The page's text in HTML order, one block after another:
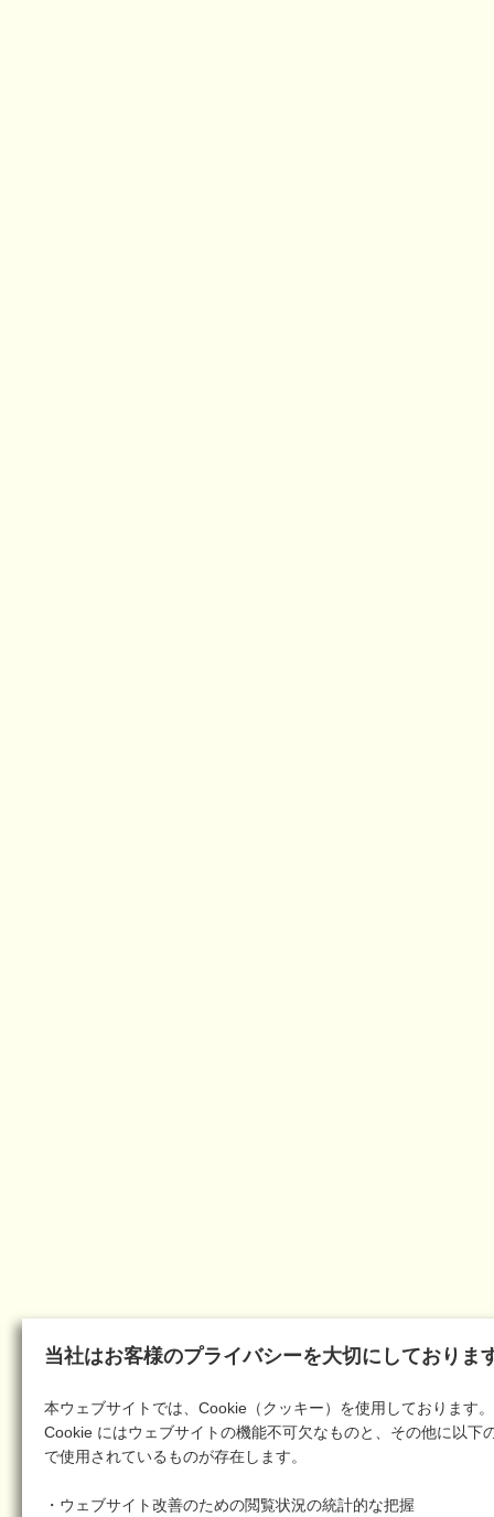
当社はお客様のプライバシーを大切にしておりま
本ウェブサイトでは、Cookie（クッキー）を使用しております。
Cookie にはウェブサイトの機能不可欠なものと、その他に以下
で使用されているものが存在します。
・ウェブサイト改善のための閲覧状況の統計的な把握